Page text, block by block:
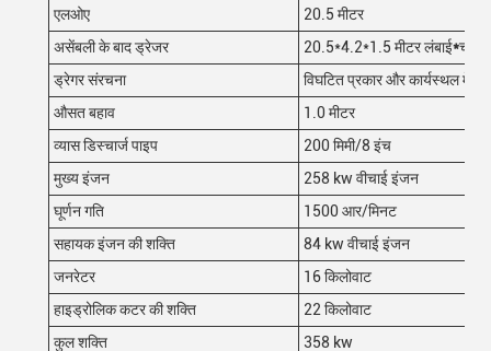
एलओए
20.5 मीटर
असेंबली के बाद ड्रेजर
20.5*4.2*1.5 मीटर लंबाई*
ड्रेगर संरचना
विघटित प्रकार और कार्यस्थल में
औसत बहाव
1.0 मीटर
व्यास डिस्चार्ज पाइप
200 मिमी/8 इंच
मुख्य इंजन
258 kw वीचाई इंजन
घूर्णन गति
1500 आर/मिनट
सहायक इंजन की शक्ति
84 kw वीचाई इंजन
जनरेटर
16 किलोवाट
हाइड्रोलिक कटर की शक्ति
22 किलोवाट
कुल शक्ति
358 kw